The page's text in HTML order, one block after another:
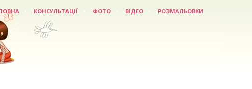
КОНСУЛЬТАЦІЇ ФОТО ВІДЕО РОЗМАЛЬОВКИ